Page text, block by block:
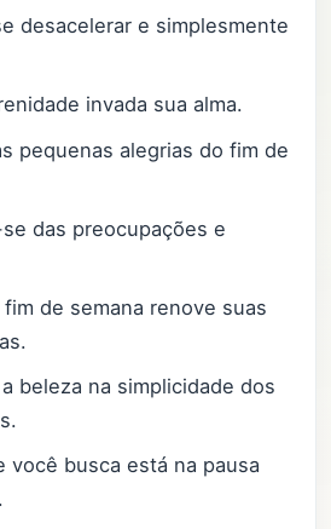
desacelerar e simplesmente
invada sua alma.
pequenas alegrias do fim de
das preocupações e
de semana renove suas
beleza na simplicidade dos
você busca está na pausa